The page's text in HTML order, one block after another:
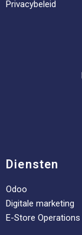
Privacybeleid
Diensten
Odoo
Digitale marketing
E-Store Operations